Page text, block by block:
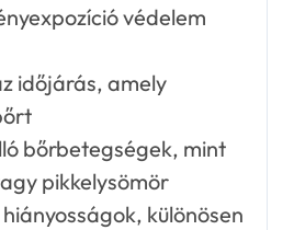
védelem
időjárás, amely
bőrbetegségek, mint
pikkelysömör
különösen